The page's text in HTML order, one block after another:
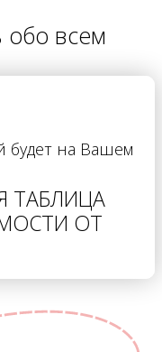
обо всем
будет на Вашем
ТАБЛИЦА
ОТ